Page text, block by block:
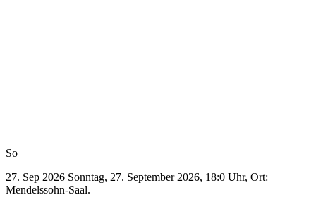
So
27. Sep 2026 Sonntag, 27. September 2026, 18:0 Uhr, Ort:
Mendelssohn-Saal.